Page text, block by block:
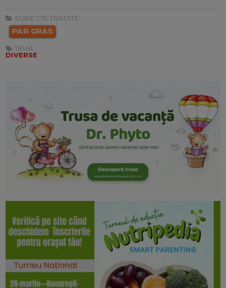
SUBIECTE TRATATE:
PAR GRAS
TEMA:
DIVERSE